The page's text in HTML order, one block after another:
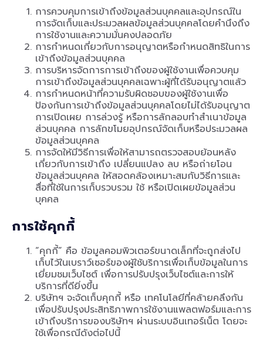
การควบคุมการเข้าถึงข้อมูลส่วนบุคคลและอุปกรณ์ใน
การจัดเก็บและประมวลผลข้อมูลส่วนบุคคลโดยคำนึงถึง
การใช้งานและความมั่นคงปลอดภัย
การกำหนดเกี่ยวกับการอนุญาตหรือกำหนดสิทธิในการ
เข้าถึงข้อมูลส่วนบุคคล
การบริหารจัดการการเข้าถึงของผู้ใช้งานเพื่อควบคุม
การเข้าถึงข้อมูลส่วนบุคคลเฉพาะผู้ที่ได้รับอนุญาตแล้ว
การกำหนดหน้าที่ความรับผิดชอบของผู้ใช้งานเพื่อ
ป้องกันการเข้าถึงข้อมูลส่วนบุคคลโดยไม่ได้รับอนุญาต
การเปิดเผย การล่วงรู้ หรือการลักลอบทำสำเนาข้อมูล
ส่วนบุคคล การลักขโมยอุปกรณ์จัดเก็บหรือประมวลผล
ข้อมูลส่วนบุคคล
การจัดให้มีวิธีการเพื่อให้สามารถตรวจสอบย้อนหลัง
เกี่ยวกับการเข้าถึง เปลี่ยนแปลง ลบ หรือถ่ายโอน
ข้อมูลส่วนบุคคล ให้สอดคล้องเหมาะสมกับวิธีการและ
สื่อที่ใช้ในการเก็บรวบรวม ใช้ หรือเปิดเผยข้อมูลส่วน
บุคคล
การใช้คุกกี้
“คุกกี้” คือ ข้อมูลคอมพิวเตอร์ขนาดเล็กที่จะถูกส่งไป
เก็บไว้ในเบราว์เซอร์ของผู้ใช้บริการเพื่อเก็บข้อมูลในการ
เยี่ยมชมเว็บไซต์ เพื่อการปรับปรุงเว็บไซต์และการให้
บริการที่ดียิ่งขึ้น
บริษัทฯ จะจัดเก็บคุกกี้ หรือ เทคโนโลยีที่คล้ายคลึงกัน
เพื่อปรับปรุงประสิทธิภาพการใช้งานแพลตฟอร์มและการ
เข้าถึงบริการของบริษัทฯ ผ่านระบบอินเทอร์เน็ต โดยจะ
ใช้เพื่อกรณีดังต่อไปนี้